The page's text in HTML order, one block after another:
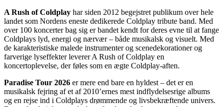
A Rush of Coldplay har siden 2012 begejstret publikum over hele
landet som Nordens eneste dedikerede Coldplay tribute band. Med
over 100 koncerter bag sig er bandet kendt for deres evne til at fange
Coldplays lyd, energi og nærvær – både musikalsk og visuelt. Med
de karakteristiske malede instrumenter og scenedekorationer og
farverige lyseffekter leverer A Rush of Coldplay en
koncertoplevelse, der føles som en ægte Coldplay-aften.
Paradise Tour 2026 er mere end bare en hyldest – det er en
musikalsk fejring af et af 2010’ernes mest indflydelsesrige albums
og en rejse ind i Coldplays drømmende og livsbekræftende univers.